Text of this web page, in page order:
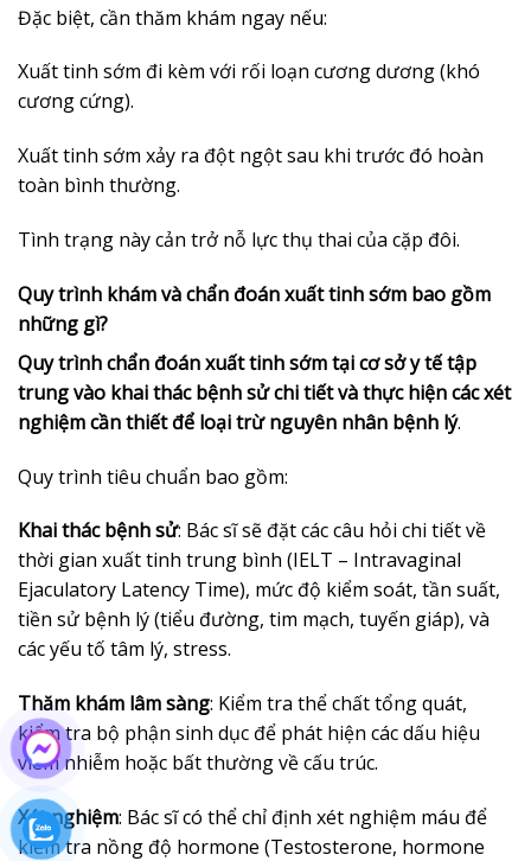
Đặc biệt, cần thăm khám ngay nếu:
Xuất tinh sớm đi kèm với rối loạn cương dương (khó
cương cứng).
Xuất tinh sớm xảy ra đột ngột sau khi trước đó hoàn
toàn bình thường.
Tình trạng này cản trở nỗ lực thụ thai của cặp đôi.
Quy trình khám và chẩn đoán xuất tinh sớm bao gồm
những gì?
Quy trình chẩn đoán xuất tinh sớm tại cơ sở y tế tập
trung vào khai thác bệnh sử chi tiết và thực hiện các xét
nghiệm cần thiết để loại trừ nguyên nhân bệnh lý.
Quy trình tiêu chuẩn bao gồm:
Khai thác bệnh sử: Bác sĩ sẽ đặt các câu hỏi chi tiết về
thời gian xuất tinh trung bình (IELT – Intravaginal
Ejaculatory Latency Time), mức độ kiểm soát, tần suất,
tiền sử bệnh lý (tiểu đường, tim mạch, tuyến giáp), và
các yếu tố tâm lý, stress.
Thăm khám lâm sàng: Kiểm tra thể chất tổng quát,
kiểm tra bộ phận sinh dục để phát hiện các dấu hiệu
viêm nhiễm hoặc bất thường về cấu trúc.
Xét nghiệm: Bác sĩ có thể chỉ định xét nghiệm máu để
kiểm tra nồng độ hormone (Testosterone, hormone